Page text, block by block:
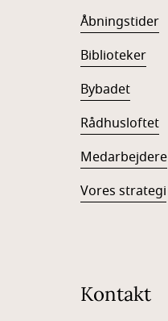
Åbningstider
Biblioteker
Bybadet
Rådhusloftet
Medarbejdere
Vores strategi
Kontakt